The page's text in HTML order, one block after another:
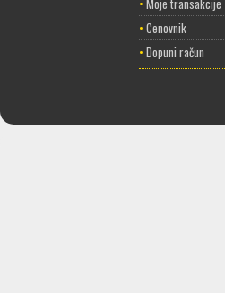
• Moje transakcije
• Cenovnik
• Dopuni račun